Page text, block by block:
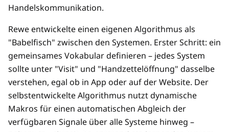
Handelskommunikation.
Rewe entwickelte einen eigenen Algorithmus als
"Babelfisch" zwischen den Systemen. Erster Schritt: ein
gemeinsames Vokabular definieren – jedes System
sollte unter "Visit" und "Handzettelöffnung" dasselbe
verstehen, egal ob in App oder auf der Website. Der
selbstentwickelte Algorithmus nutzt dynamische
Makros für einen automatischen Abgleich der
verfügbaren Signale über alle Systeme hinweg –